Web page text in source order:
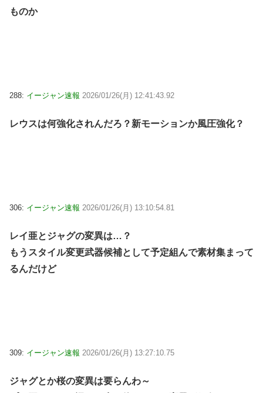
ものか
288: イージャン速報 2026/01/26(月) 12:41:43.92
レウスは何強化されんだろ？新モーションか風圧強化？
306: イージャン速報 2026/01/26(月) 13:10:54.81
レイ亜とジャグの変異は…？
もうスタイル変更武器候補として予定組んで素材集まって
るんだけど
309: イージャン速報 2026/01/26(月) 13:27:10.75
ジャグとか桜の変異は要らんわ～